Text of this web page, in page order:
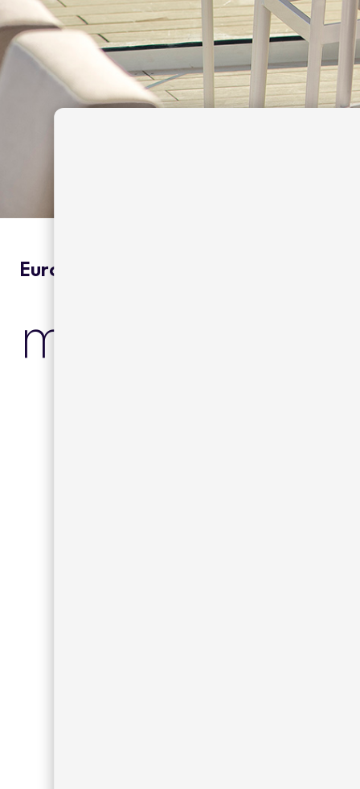
Europa | Hoteles & Resorts
me ibiza